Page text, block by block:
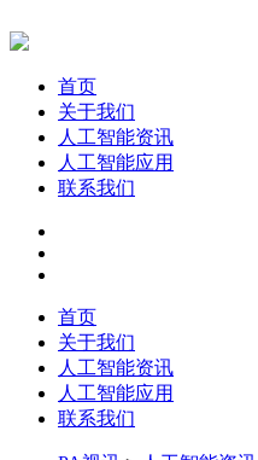
首页
关于我们
人工智能资讯
人工智能应用
联系我们
首页
关于我们
人工智能资讯
人工智能应用
联系我们